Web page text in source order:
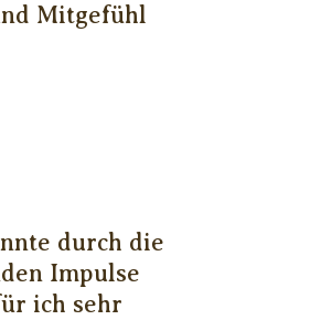
Mitgefühl
durch die
Impulse
ich sehr